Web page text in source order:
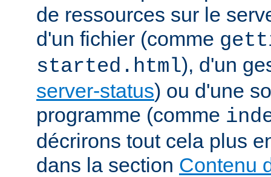
de ressources sur le
d'un fichier (comme
started.html), d'un
server-status) ou d'une
programme (comme
décrirons tout cela plus
dans la section Contenu